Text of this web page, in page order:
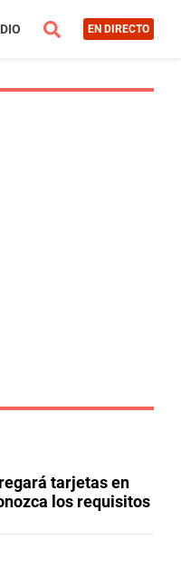
EN DIRECTO
tarjetas en
los requisitos